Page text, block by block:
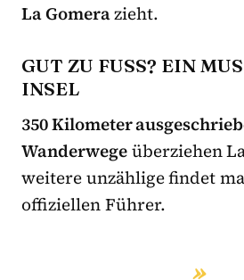
La Gomerazieht.
GUT ZU FUSS? EIN
NSEL
350 Kilometer
Wanderwegeüberziehen
weitere unzählige findet
offiziellen Führer.